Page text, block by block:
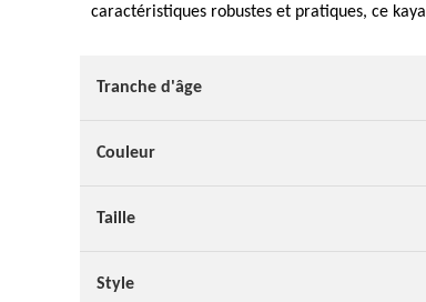
caractéristiques robustes et pratiques, ce
Tranche d'âge
Couleur
Taille
Style